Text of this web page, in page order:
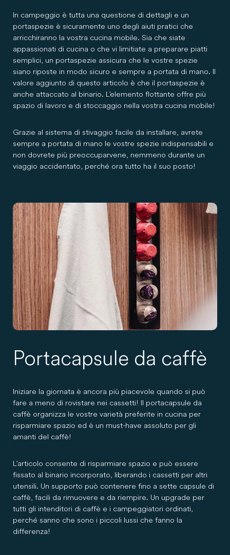
In campeggio è tutta una questione di dettagli e un
portaspezie è sicuramente uno degli aiuti pratici che
arricchiranno la vostra cucina mobile. Sia che siate
appassionati di cucina o che vi limitiate a preparare piatti
semplici, un portaspezie assicura che le vostre spezie
siano riposte in modo sicuro e sempre a portata di mano. Il
valore aggiunto di questo articolo è che il portaspezie è
anche attaccato al binario. L'elemento flottante offre più
spazio di lavoro e di stoccaggio nella vostra cucina mobile!
Grazie al sistema di stivaggio facile da installare, avrete
sempre a portata di mano le vostre spezie indispensabili e
non dovrete più preoccuparvene, nemmeno durante un
viaggio accidentato, perché ora tutto ha il suo posto!
Portacapsule da caffè
Iniziare la giornata è ancora più piacevole quando si può
fare a meno di rovistare nei cassetti! Il portacapsule da
caffè organizza le vostre varietà preferite in cucina per
risparmiare spazio ed è un must-have assoluto per gli
amanti del caffè!
L'articolo consente di risparmiare spazio e può essere
fissato al binario incorporato, liberando i cassetti per altri
utensili. Un supporto può contenere fino a sette capsule di
caffè, facili da rimuovere e da riempire. Un upgrade per
tutti gli intenditori di caffè e i campeggiatori ordinati,
perché sanno che sono i piccoli lussi che fanno la
differenza!